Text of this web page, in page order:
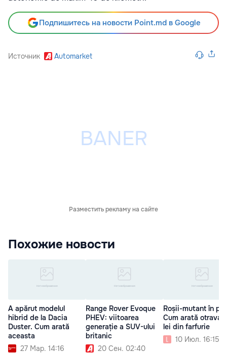
Подпишитесь на новости Point.md в Google
Источник Automarket
Разместить рекламу на сайте
Похожие новости
A apărut modelul
hibrid de la Dacia
Duster. Cum arată
aceasta
27 Мар. 14:16
Range Rover Evoque
PHEV: viitoarea
generație a SUV-ului
britanic
20 Сен. 02:40
Roșii-mutant în
Cum arată otrava
lei din farfurie
10 Июл. 16:15